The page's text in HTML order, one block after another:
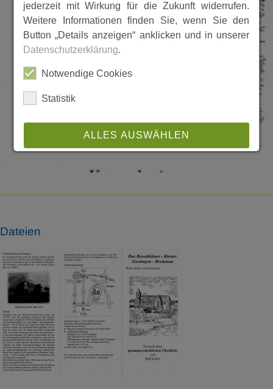
Dateien
jederzeit mit Wirkung für die Zukunft widerrufen.
Weitere Informationen finden Sie, wenn Sie den
Button „Details anzeigen“ anklicken und in unserer
Datenschutzerklärung.
Notwendige Cookies
Statistik
ALLES AUSWÄHLEN
SPEICHERN
Impressum|Datenschutz